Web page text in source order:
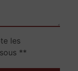
les
**